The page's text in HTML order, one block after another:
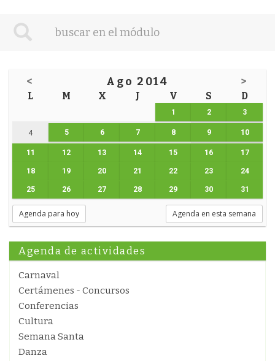
< Ago 2014 >
L M X J V S D
1 2 3
4 5 6 7 8 9 10
11 12 13 14 15 16 17
18 19 20 21 22 23 24
25 26 27 28 29 30 31
Agenda para hoy Agenda en esta semana
Agenda de actividades
Carnaval
Certámenes - Concursos
Conferencias
Cultura
Semana Santa
Danza